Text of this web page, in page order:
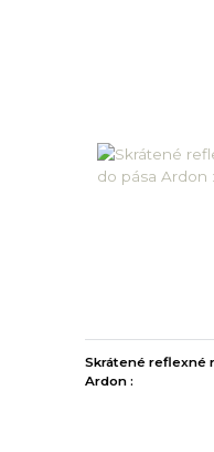
Skrátené reflexné
Ardon :